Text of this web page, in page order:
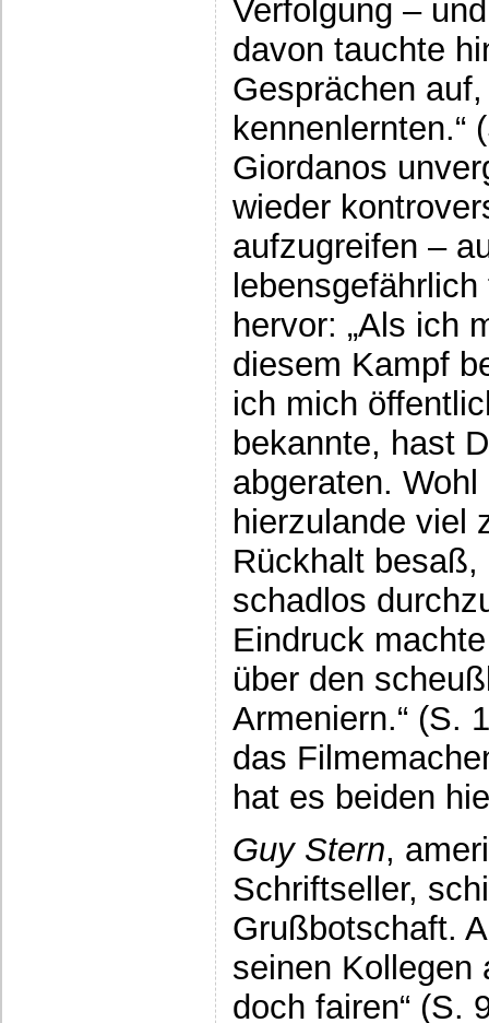
Verfolgung –
davon tauchte
Gesprächen
kennenlernten.“
Giordanos
wieder
aufzugreifen –
hervor: „Als ich
diesem Kampf
ich mich
bekannte, hast
abgeraten.
hierzulande viel
Rückhalt
schadlos
Eindruck
über den
Armeniern.“ (S.
das
hat es beiden
Guy Stern,
Schriftseller,
Grußbotschaft.
seinen Kollegen
doch fairen“ (S.